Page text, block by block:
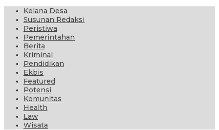
Kelana Desa
Susunan Redaksi
Peristiwa
Pemerintahan
Berita
Kriminal
Pendidikan
Ekbis
Featured
Potensi
Komunitas
Health
Law
Wisata